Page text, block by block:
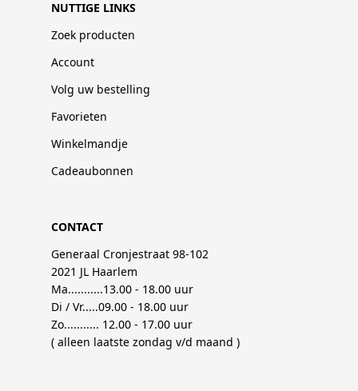
NUTTIGE LINKS
Zoek producten
Account
Volg uw bestelling
Favorieten
Winkelmandje
Cadeaubonnen
CONTACT
Generaal Cronjestraat 98-102
2021 JL Haarlem
Ma...........13.00 - 18.00 uur
Di / Vr.....09.00 - 18.00 uur
Zo........... 12.00 - 17.00 uur
( alleen laatste zondag v/d maand )